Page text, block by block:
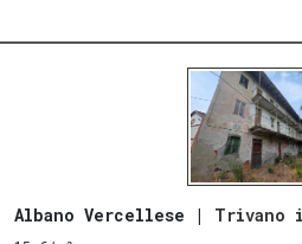
Albano Vercellese | Trivano